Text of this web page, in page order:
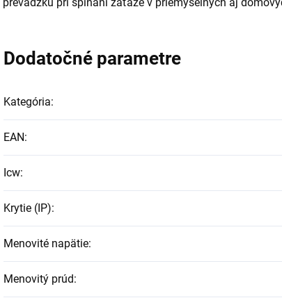
Dodatočné parametre
Kategória:
EAN:
Icw:
Krytie (IP):
Menovité napätie:
Menovitý prúd: